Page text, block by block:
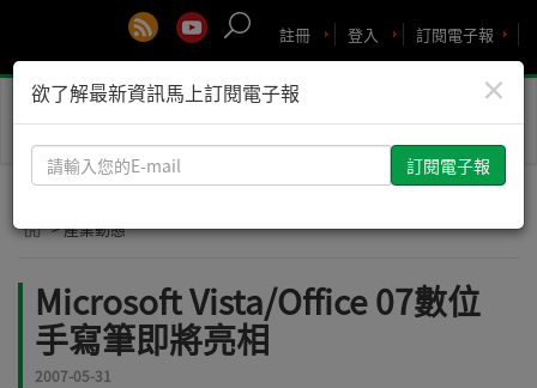
訂閱電子報
登入
註冊
Toggle
> 產業動態
Microsoft Vista/Office 07數位
手寫筆即將亮相
2007-05-31
×
欲了解最新資訊馬上訂閱電子報
請
輸
您
E-
mail